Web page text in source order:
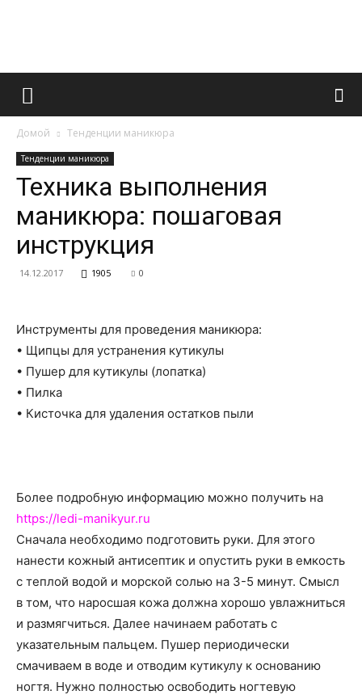
Французский
Домой Тенденции маникюра
Тенденции маникюра
Техника выполнения
маникюра: пошаговая
инструкция
14.12.2017 1905 0
Инструменты для проведения маникюра:
• Щипцы для устранения кутикулы
• Пушер для кутикулы (лопатка)
• Пилка
• Кисточка для удаления остатков пыли
Более подробную информацию можно получить на
https://ledi-manikyur.ru
Сначала необходимо подготовить руки. Для этого
нанести кожный антисептик и опустить руки в емкость
с теплой водой и морской солью на 3-5 минут. Смысл
в том, что наросшая кожа должна хорошо увлажниться
и размягчиться. Далее начинаем работать с
указательным пальцем. Пушер периодически
смачиваем в воде и отводим кутикулу к основанию
ногтя. Нужно полностью освободить ногтевую